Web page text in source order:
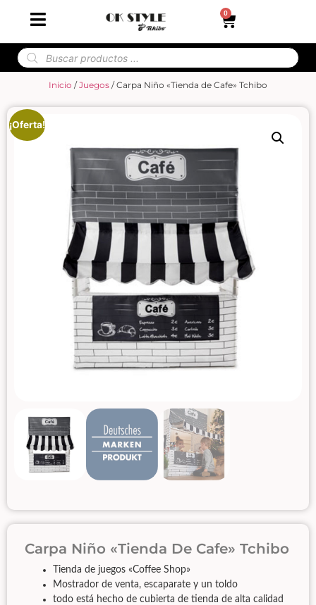
0
Inicio /Juegos / Carpa Niño «Tienda de Cafe» Tchibo
¡Oferta!
Carpa Niño «Tienda De Cafe» Tchibo
Tienda de juegos «Coffee Shop»
Mostrador de venta, escaparate y un toldo
todo está hecho de cubierta de tienda de alta calidad